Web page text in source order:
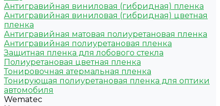
Антигравийная виниловая (гибридная) пленка
Антигравийная виниловая (гибридная) цветная
пленка
Антигравийная матовая полиуретановая пленка
Антигравийная полиуретановая пленка
Защитная пленка для лобового стекла
Полиуретановая цветная пленка
Тонировочная атермальная пленка
Тонирующая полиуретановая пленка для оптики
автомобиля
Wematec